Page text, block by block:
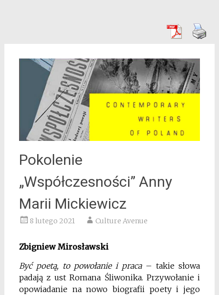
Pokolenie
„Współczesności” Anny
Marii Mickiewicz
8 lutego 2021 Culture Avenue
Zbigniew Mirosławski
Być poetą, to powołanie i praca– takie słowa
padają z ust Romana Śliwonika. Przywołanie i
opowiadanie na nowo biografii poety i jego